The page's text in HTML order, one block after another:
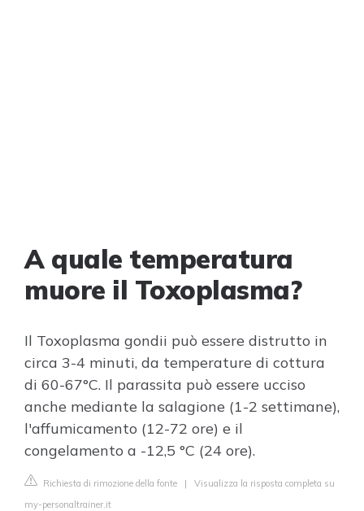
A quale temperatura
muore il Toxoplasma?
Il Toxoplasma gondii può essere distrutto in
circa 3-4 minuti, da temperature di cottura
di 60-67°C. Il parassita può essere ucciso
anche mediante la salagione (1-2 settimane),
l'affumicamento (12-72 ore) e il
congelamento a -12,5 °C (24 ore).
Richiesta di rimozione della fonte | Visualizza la risposta completa su
my-personaltrainer.it